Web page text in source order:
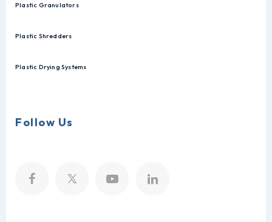
Plastic Granulators
Plastic Shredders
Plastic Drying Systems
Follow Us